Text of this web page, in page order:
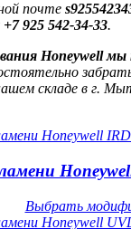
почте
+7 925 542-34-33.
Honeywell мы
складе в г.
Выбрать